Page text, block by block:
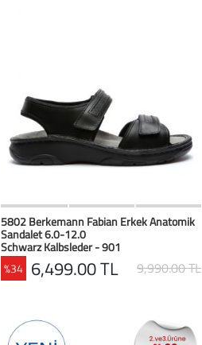
HIZLI BAK Favorilerim
5802 Berkemann Fabian Erkek Anatomik
Sandalet 6.0-12.0
Schwarz Kalbsleder - 901
%34 6,499.00 TL 9,990.00 TL